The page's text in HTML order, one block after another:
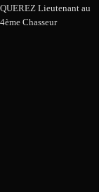
Lieutenant au
Chasseur